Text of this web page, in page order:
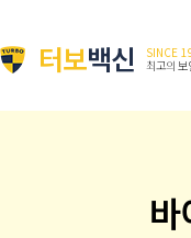
터보백신
SINCE
최고의 보